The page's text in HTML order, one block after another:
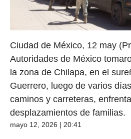
Ciudad de México, 12 may
Autoridades de México
la zona de Chilapa, en el
Guerrero, luego de varios
caminos y carreteras,
desplazamientos de familias.
mayo 12, 2026 | 20:41